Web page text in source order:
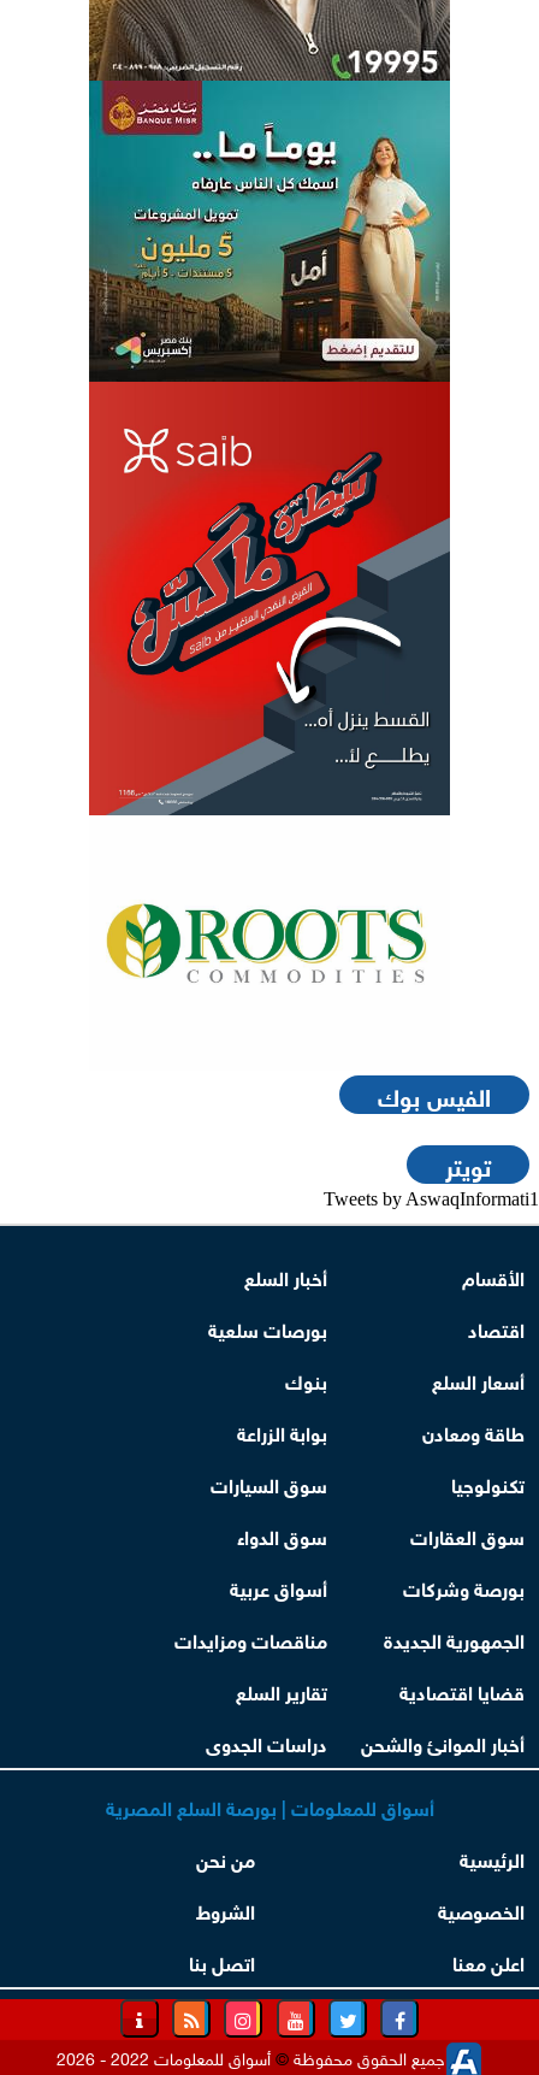
الفيس بوك
تويتر
Tweets by AswaqInformati1
الأقسام
أخبار السلع
اقتصاد
بورصات سلعية
أسعار السلع
بنوك
طاقة ومعادن
بوابة الزراعة
تكنولوجيا
سوق السيارات
سوق العقارات
سوق الدواء
بورصة وشركات
أسواق عربية
الجمهورية الجديدة
مناقصات ومزايدات
قضايا اقتصادية
تقارير السلع
أخبار الموانئ والشحن
دراسات الجدوى
أسواق للمعلومات | بورصة السلع المصرية
الرئيسية
من نحن
الخصوصية
الشروط
اعلن معنا
اتصل بنا
جميع الحقوق محفوظة©أسواق للمعلومات 2022 - 2026